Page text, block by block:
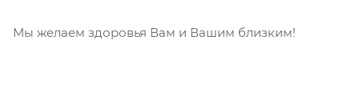
Мы желаем здоровья Вам и Вашим близким!